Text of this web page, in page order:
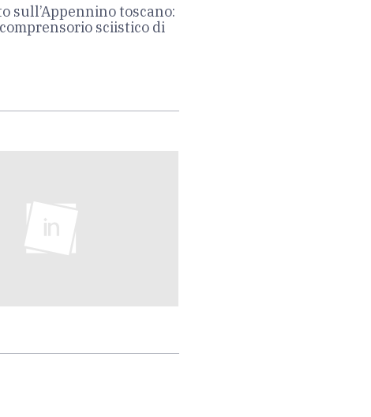
sull’Appennino toscano:
sciistico di